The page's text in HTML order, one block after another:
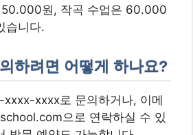
50.000원, 작곡 수업은 60.000
습니다.
하려면 어떻게 하나요?
xxxx로 문의하거나, 이메
으로 연락하실 수 있